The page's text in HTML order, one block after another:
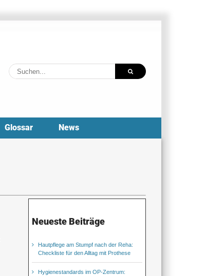
Suche
nach:
Glossar News
Neueste Beiträge
Hautpflege am Stumpf nach der Reha:
Checkliste für den Alltag mit Prothese
Hygienestandards im OP-Zentrum: